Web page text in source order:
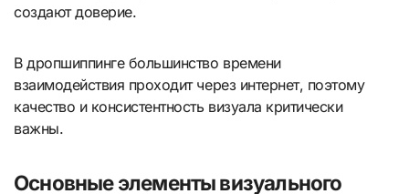
создают доверие.
В дропшиппинге большинство времени
взаимодействия проходит через интернет, поэтому
качество и консистентность визуала критически
важны.
Основные элементы визуального